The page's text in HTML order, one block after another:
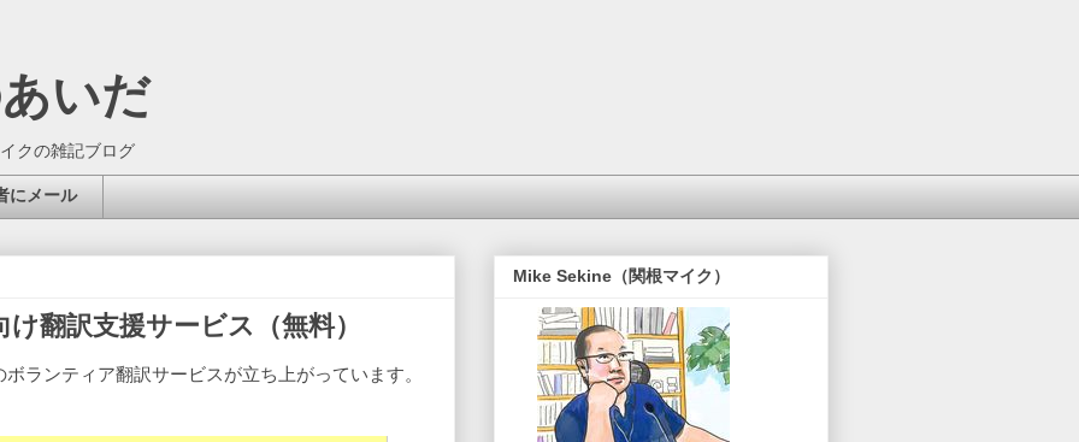
いだ
クの雑記ブログ
にメール
翻訳支援サービス（無料）
ランティア翻訳サービスが立ち上がっています。
Mike Sekine（関根マイク）